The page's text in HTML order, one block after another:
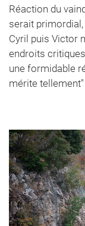
Réaction du
serait
Cyril puis Victor
endroits
une formidable
mérite tellement''